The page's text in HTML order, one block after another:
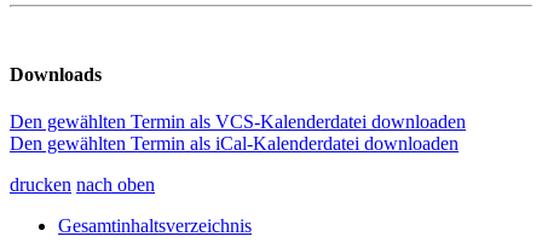
Downloads
Den gewählten Termin als VCS-Kalenderdatei downloaden
Den gewählten Termin als iCal-Kalenderdatei downloaden
drucken nach oben
Gesamtinhaltsverzeichnis